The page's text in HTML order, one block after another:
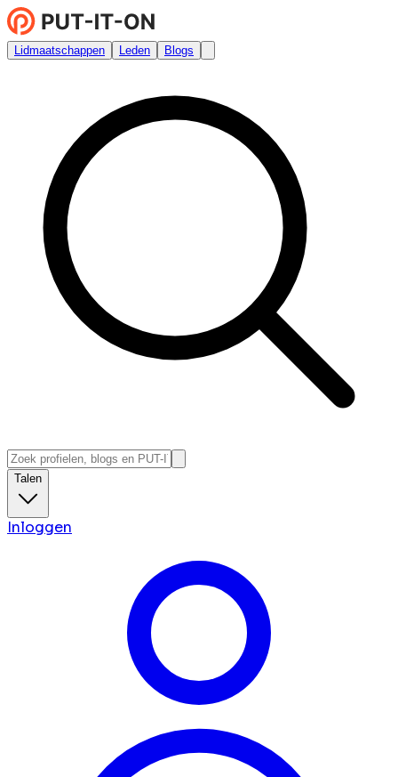
Lidmaatschappen Leden Blogs
Talen
Inloggen